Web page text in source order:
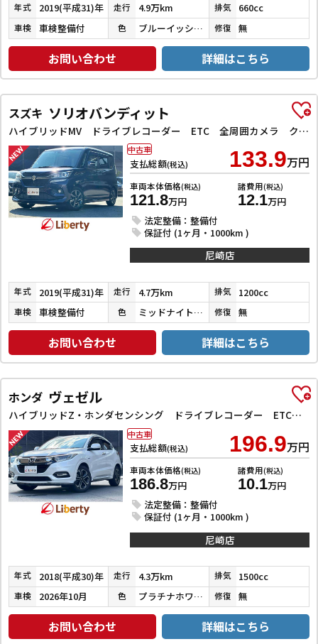
年式 2019(平成31)年 走行 4.9万km 排気 660cc
車検 車検整備付 色 ブルーイッシュブラックパール３ 修復 無
お問い合わせ 詳細はこちら
スズキ ソリオバンディット
ハイブリッドMV ドライブレコーダー ETC 全周囲カメラ クリアランスソナー オートクルーズコントロール レーンアシスト 衝突被害軽減システム 両側スライド・片側電動 LEDヘッドランプ スマートキー
支払総額(税込) 133.9万円
車両本体価格(税込)
121.8万円
諸費用(税込)
12.1万円
法定整備：整備付
保証付 (1ヶ月・1000km )
中古車
尼崎店
年式 2019(平成31)年 走行 4.7万km 排気 1200cc
車検 車検整備付 色 ミッドナイトバイオレットメタリック 修復 無
お問い合わせ 詳細はこちら
ホンダ ヴェゼル
ハイブリッドZ・ホンダセンシング ドライブレコーダー ETC バックカメラ オートクルーズコントロール レーンアシスト 衝突被害軽減システム ナビ TV オートライト LEDヘッドランプ アルミホイール スマートキー 電動格納ミラー
支払総額(税込) 196.9万円
車両本体価格(税込)
186.8万円
諸費用(税込)
10.1万円
法定整備：整備付
保証付 (1ヶ月・1000km )
中古車
尼崎店
年式 2018(平成30)年 走行 4.3万km 排気 1500cc
車検 2026年10月 色 プラチナホワイトパール 修復 無
お問い合わせ 詳細はこちら